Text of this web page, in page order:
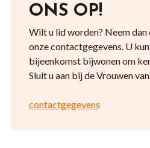
ONS OP!
Wilt u lid worden? Neem
onze contactgegevens. U
bijeenkomst bijwonen om
Sluit u aan bij de Vrouwen
contactgegevens